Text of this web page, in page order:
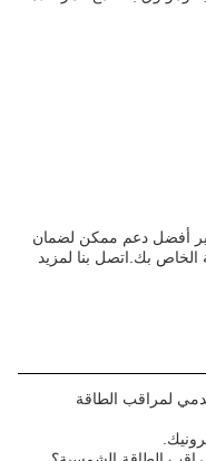
أفضل دعم ممكن لضمان
الخاص بك.اتصل بنا لمزيد
لمراقب الطاقة